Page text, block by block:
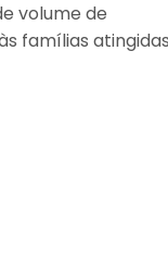
volume de
famílias